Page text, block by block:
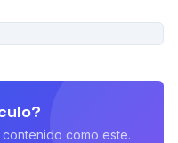
como este.